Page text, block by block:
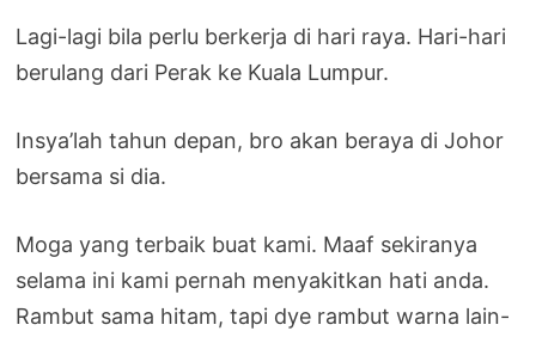
Lagi-lagi bila perlu berkerja di hari raya. Hari-hari
berulang dari Perak ke Kuala Lumpur.
Insya’lah tahun depan, bro akan beraya di Johor
bersama si dia.
Moga yang terbaik buat kami. Maaf sekiranya
selama ini kami pernah menyakitkan hati anda.
Rambut sama hitam, tapi dye rambut warna lain-